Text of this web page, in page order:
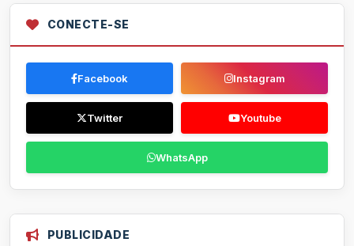
CONECTE-SE
Facebook Instagram
Twitter Youtube
WhatsApp
PUBLICIDADE